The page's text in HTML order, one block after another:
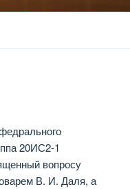
20ИС2-1
вопросу
В. И. Даля, а